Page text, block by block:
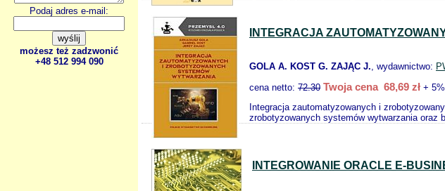
Podaj adres e-mail:
możesz też zadzwonić
+48 512 994 090
INTEGRACJA
GOLA A. KOST G. ZAJĄC J., wydawnictwo:
cena netto: 72.30 Twoja cena 68,69 zł +
Integracja zautomatyzowanych i
zrobotyzowanych systemów wytwarzania oraz
INTEGROWANIE ORACLE E-